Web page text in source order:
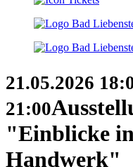
21.05.2026
21:00
"Einblicke
Handwerk"